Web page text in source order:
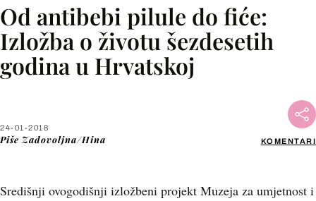
Od antibebi pilule do fiće:
Izložba o životu šezdesetih
godina u Hrvatskoj
24-01-2018
Piše Zadovoljna/Hina KOMENTARI
Središnji ovogodišnji izložbeni projekt Muzeja za umjetnost i
Facebook